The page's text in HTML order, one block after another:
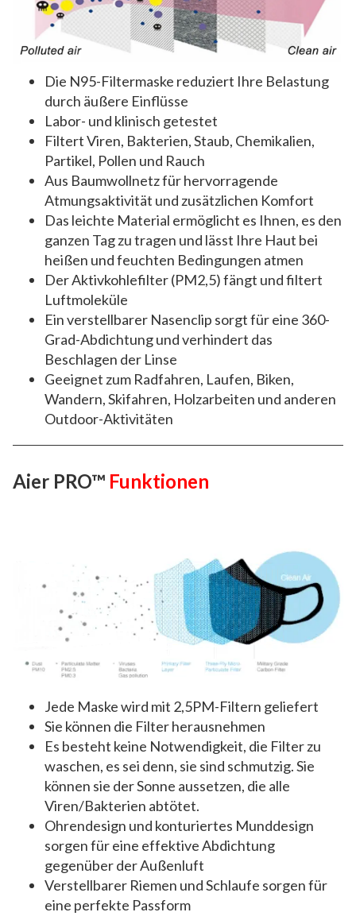
Die N95-Filtermaske reduziert Ihre Belastung
durch äußere Einflüsse
Labor- und klinisch getestet
Filtert Viren, Bakterien, Staub, Chemikalien,
Partikel, Pollen und Rauch
Aus Baumwollnetz für hervorragende
Atmungsaktivität und zusätzlichen Komfort
Das leichte Material ermöglicht es Ihnen, es den
ganzen Tag zu tragen und lässt Ihre Haut bei
heißen und feuchten Bedingungen atmen
Der Aktivkohlefilter (PM2,5) fängt und filtert
Luftmoleküle
Ein verstellbarer Nasenclip sorgt für eine 360-
Grad-Abdichtung und verhindert das
Beschlagen der Linse
Geeignet zum Radfahren, Laufen, Biken,
Wandern, Skifahren, Holzarbeiten und anderen
Outdoor-Aktivitäten
Aier PRO™ Funktionen
Jede Maske wird mit 2,5PM-Filtern geliefert
Sie können die Filter herausnehmen
Es besteht keine Notwendigkeit, die Filter zu
waschen, es sei denn, sie sind schmutzig. Sie
können sie der Sonne aussetzen, die alle
Viren/Bakterien abtötet.
Ohrendesign und konturiertes Munddesign
sorgen für eine effektive Abdichtung
gegenüber der Außenluft
Verstellbarer Riemen und Schlaufe sorgen für
eine perfekte Passform